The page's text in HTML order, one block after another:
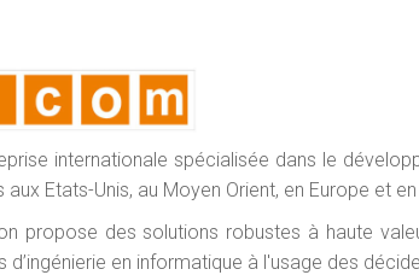
internationale spécialisée dans le
Etats-Unis, au Moyen Orient, en Europe et
propose des solutions robustes à haute
d’ingénierie en informatique à l'usage des